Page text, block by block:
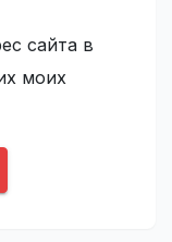
сайта в
моих